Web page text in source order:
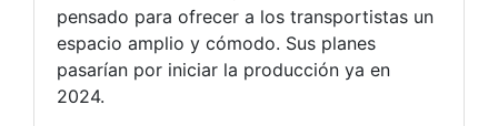
pensado para ofrecer a los transportistas un
espacio amplio y cómodo. Sus planes
pasarían por iniciar la producción ya en
2024.